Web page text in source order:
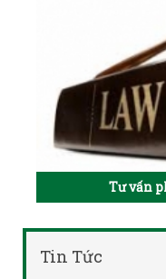
Tư vấn
Tin Tức